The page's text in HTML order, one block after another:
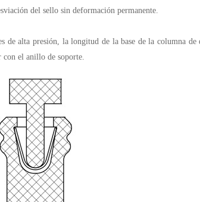
del sello sin deformación permanente.
de alta presión, la longitud de la base de la columna
con el anillo de soporte.